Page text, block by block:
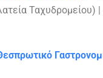
Ταχυδρομείου) |